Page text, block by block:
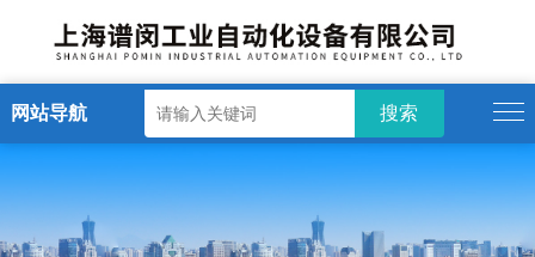
网站导航